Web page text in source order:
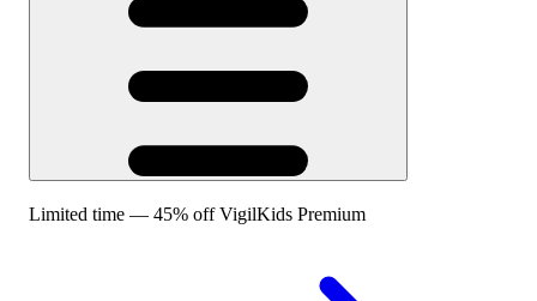
Limited time — 45% off VigilKids Premium